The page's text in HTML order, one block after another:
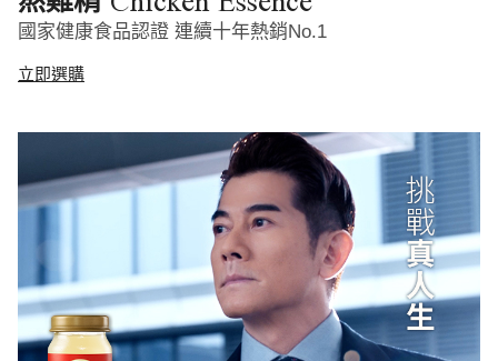
國家健康食品認證 連續十年熱銷No.1
立即選購